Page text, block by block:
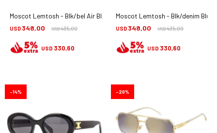
Moscot Lemtosh - Blk/bel Air Blue
USD 348,00 USD435,00
USD 330,60
Moscot Lemtosh - Blk/denim Blu
USD 348,00 USD435,00
USD 330,60
14 20